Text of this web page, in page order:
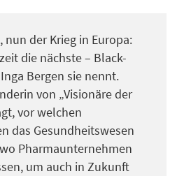
nun der Krieg in Europa:
die nächste – Black-
Bergen sie nennt.
von „Visionäre der
vor welchen
das Gesundheitswesen
Pharmaunternehmen
um auch in Zukunft